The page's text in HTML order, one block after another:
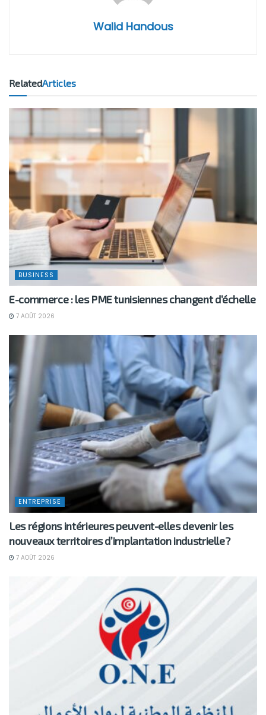
Walid Handous
RelatedArticles
BUSINESS
E-commerce : les PME tunisiennes changent d’échelle
7 AOÛT 2026
ENTREPRISE
Les régions intérieures peuvent-elles devenir les
nouveaux territoires d’implantation industrielle?
7 AOÛT 2026